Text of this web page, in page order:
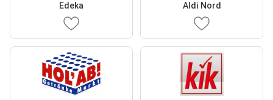
Edeka Aldi Nord